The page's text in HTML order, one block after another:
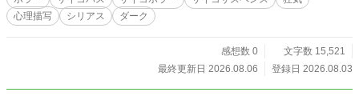
心理描写
シリアス ダーク
感想数 0
文字数 15,521
最終更新日 2026.08.06
登録日 2026.08.03